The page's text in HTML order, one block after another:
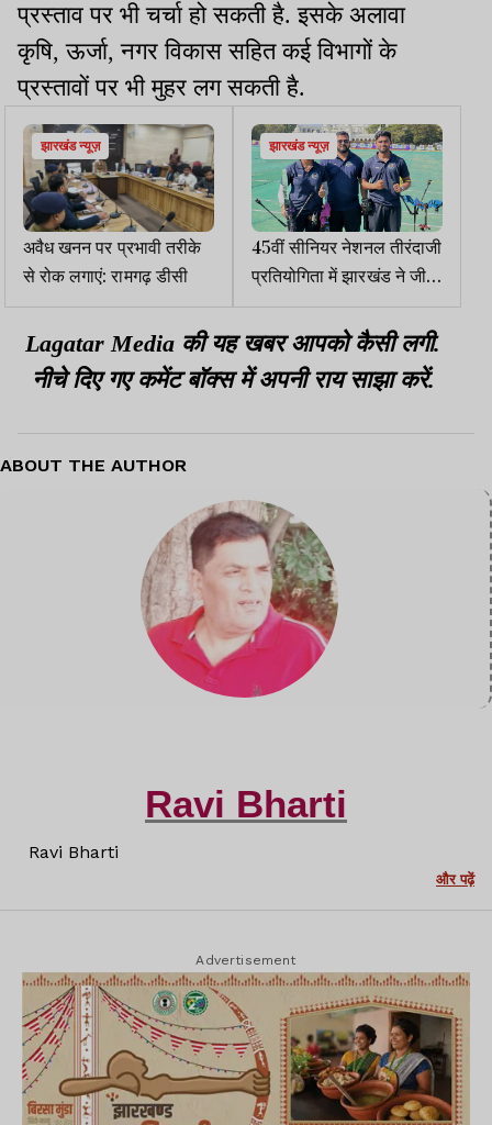
प्रस्ताव पर भी चर्चा हो सकती है. इसके अलावा
कृषि, ऊर्जा, नगर विकास सहित कई विभागों के
प्रस्तावों पर भी मुहर लग सकती है.
झारखंड न्यूज़
अवैध खनन पर प्रभावी तरीके
से रोक लगाएं: रामगढ़ डीसी
झारखंड न्यूज़
45वीं सीनियर नेशनल तीरंदाजी
प्रतियोगिता में झारखंड ने जीता
रजत पदक
Lagatar Media की यह खबर आपको कैसी लगी.
नीचे दिए गए कमेंट बॉक्स में अपनी राय साझा करें.
ABOUT THE AUTHOR
Ravi Bharti
Ravi Bharti
और पढ़ें
Advertisement